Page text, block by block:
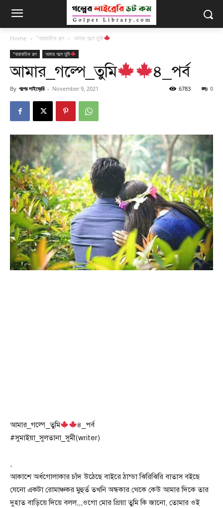
Home "ধারাবাহিক গল্প আমার গল্পে তুমি
"ধারাবাহিক গল্প আমার গল্পে তুমি
আমার_গল্পে_তুমি ৪_পর্ব
By গল্পের লাইব্রেরি - November 9, 2021 0
6783
আমার_গল্পে_তুমি
৪_পর্ব
#সুমাইয়া_সুলতানা_সুমী(writer)
,
আকাশে অর্ধগোলাকার চাঁদ উঠেছে বাইরে ঠান্ডা ঝিরিঝিরি বাতাস বইছে
যেনো একটা রোমাঞ্চকর মুহুর্ত তখনি অন্ধকার থেকে কেউ আমার দিকে তার
দুহাত বাড়িয়ে দিয়ে বলল,,,ওগো মোর প্রিয়া তুমি কি জানো, তোমার ওই